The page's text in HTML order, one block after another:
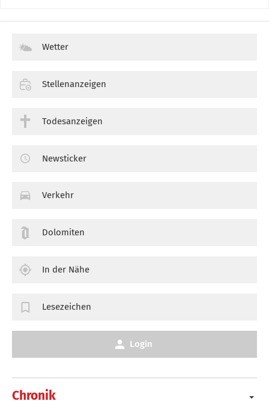
Chronik
Wetter
Stellenanzeigen
Todesanzeigen
Newsticker
Verkehr
Dolomiten
In der Nähe
Lesezeichen
Login